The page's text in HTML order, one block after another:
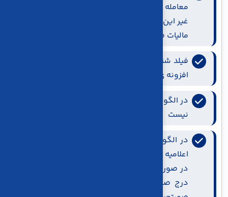
معامله موجود در اعلامیه فروش برابر باشد، در
غیر این صورت فروش عادی محسوب می شود و
مالیات صفر حذف می شود
افزونه ی اختصاصی کاریا حساب تکمیل شود.
در الگوی بورس تکمیل اطلاعات خریدار الزامی
نیست
در الگوی بورس برای ثبت فروش اولیه مطابق با
اعلامیه فروش از الگوی اصلی استفاده می شود
در صورتی که صورتحساب اصلی تائید شود امکان
درج صورتحساب اصلاحی وجود ندارد و باید از